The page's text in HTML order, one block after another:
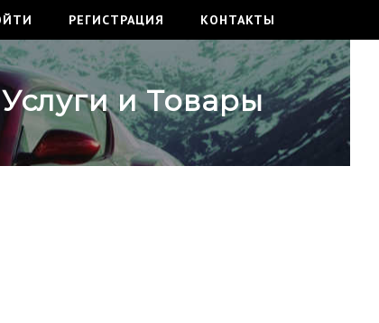
РЕГИСТРАЦИЯ КОНТАКТЫ
и Товары